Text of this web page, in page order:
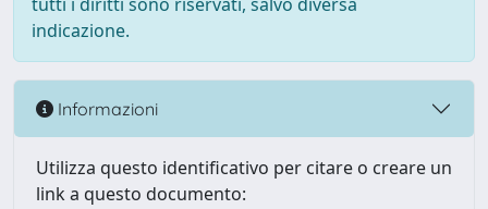
indicazione.
Informazioni
Utilizza questo identificativo per citare o creare un
link a questo documento: